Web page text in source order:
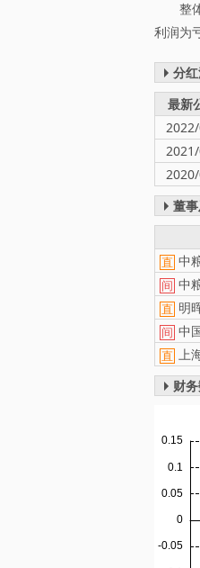
整
利润为
分
最新
董
直 中
间 中
直 明
间 中
直 上
财